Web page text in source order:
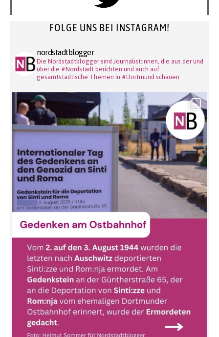
FOLGE UNS BEI INSTAGRAM!
nordstadtblogger
Die Nordstadtblogger sind Journalist:innen, die aus der und
über die #Nordstadt berichten und auch auf
gesamtstädtische Themen in #Dortmund schauen